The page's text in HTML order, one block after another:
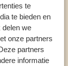
te
te bieden en
we
onze partners
partners
informatie
JE KLAAR